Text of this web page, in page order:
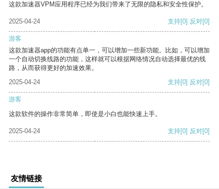
这款加速器VPM应用程序已经为我们带来了无限的隐私和安全性保护。
2025-04-24 支持[0] 反对[0]
游客
这款加速器app的功能有点单一，可以增加一些新功能。比如，可以增加
一个自动切换线路的功能，这样就可以根据网络情况自动选择最优的线
路，从而获得更好的加速效果。
2025-04-24
支持[0] 反对[0]
游客
这款软件的操作非常简单，即使是小白也能快速上手。
2025-04-24 支持[0] 反对[0]
友情链接